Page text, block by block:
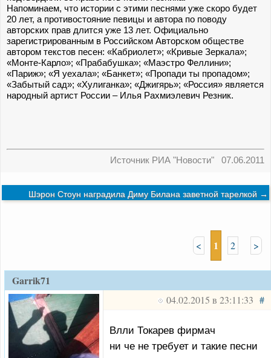
Напоминаем, что истории с этими песнями уже скоро будет
20 лет, а противостояние певицы и автора по поводу
авторских прав длится уже 13 лет. Официально
зарегистрированным в Российском Авторском обществе
автором текстов песен: «Кабриолет»; «Кривые Зеркала»;
«Монте-Карло»; «Прабабушка»; «Маэстро Феллини»;
«Париж»; «Я уехала»; «Банкет»; «Пропади ты пропадом»;
«Забытый сад»; «Хулиганка»; «Джигярь»; «Россия» является
народный артист России – Илья Рахмиэлевич Резник.
Источник РИА "Новости" 07.06.2011
Шэрон Стоун наградила Диму Билана заветной тарелкой →
< 1 2 >
Garrik71
04.02.2015 в 23:11:33 #
Влли Токарев фирмач
ни че не требует и такие песни